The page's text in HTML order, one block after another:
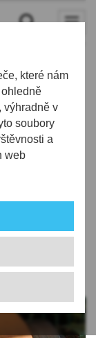
které nám
výhradně v
soubory
a
web
třetí
o
o 0,2
evidovaly na
456 méně než